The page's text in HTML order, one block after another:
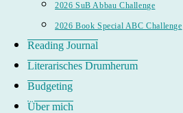
2026 SuB Abbau Challenge
2026 Book Special ABC Challenge
Reading Journal
Literarisches Drumherum
Budgeting
Über mich